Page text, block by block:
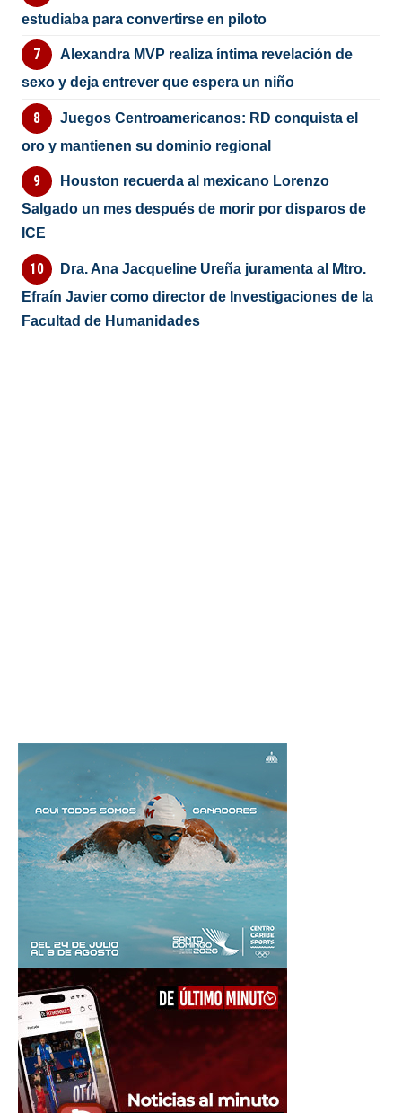
estudiaba para convertirse en piloto
Alexandra MVP realiza íntima revelación de
sexo y deja entrever que espera un niño
Juegos Centroamericanos: RD conquista el
oro y mantienen su dominio regional
Houston recuerda al mexicano Lorenzo
Salgado un mes después de morir por disparos de
ICE
Dra. Ana Jacqueline Ureña juramenta al Mtro.
Efraín Javier como director de Investigaciones de la
Facultad de Humanidades